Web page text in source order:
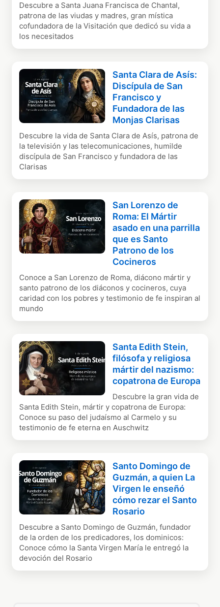
Descubre a Santa Juana Francisca de Chantal,
patrona de las viudas y madres, gran mística
cofundadora de la Visitación que dedicó su vida a
los necesitados
Santa Clara de Asís:
Discípula de San
Francisco y
Fundadora de las
Monjas Clarisas
Descubre la vida de Santa Clara de Asís, patrona de
la televisión y las telecomunicaciones, humilde
discípula de San Francisco y fundadora de las
Clarisas
San Lorenzo de
Roma: El Mártir
asado en una parrilla
que es Santo
Patrono de los
Cocineros
Conoce a San Lorenzo de Roma, diácono mártir y
santo patrono de los diáconos y cocineros, cuya
caridad con los pobres y testimonio de fe inspiran al
mundo
Santa Edith Stein,
filósofa y religiosa
mártir del nazismo:
copatrona de Europa
Descubre la gran vida de
Santa Edith Stein, mártir y copatrona de Europa:
Conoce su paso del judaísmo al Carmelo y su
testimonio de fe eterna en Auschwitz
Santo Domingo de
Guzmán, a quien La
Virgen le enseñó
cómo rezar el Santo
Rosario
Descubre a Santo Domingo de Guzmán, fundador
de la orden de los predicadores, los dominicos:
Conoce cómo la Santa Virgen María le entregó la
devoción del Rosario